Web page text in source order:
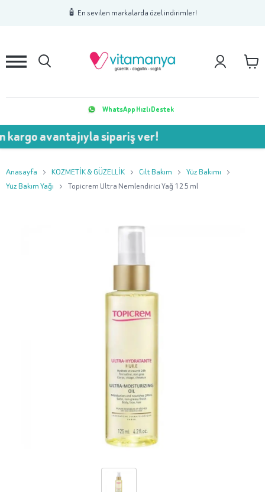
🧴 En sevilen markalarda özel indirimler!
2 3
WhatsApp Hızlı Destek
sipariş ver!
Anasayfa KOZMETİK & GÜZELLİK Cilt Bakım
Yüz Bakımı
Yüz Bakım Yağı
Topicrem Ultra Nemlendirici Yağ 125 ml